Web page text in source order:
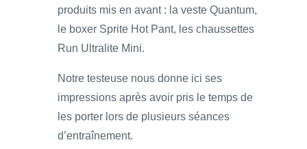
produits mis en avant : la veste Quantum,
le boxer Sprite Hot Pant, les chaussettes
Run Ultralite Mini.
Notre testeuse nous donne ici ses
impressions après avoir pris le temps de
les porter lors de plusieurs séances
d’entraînement.